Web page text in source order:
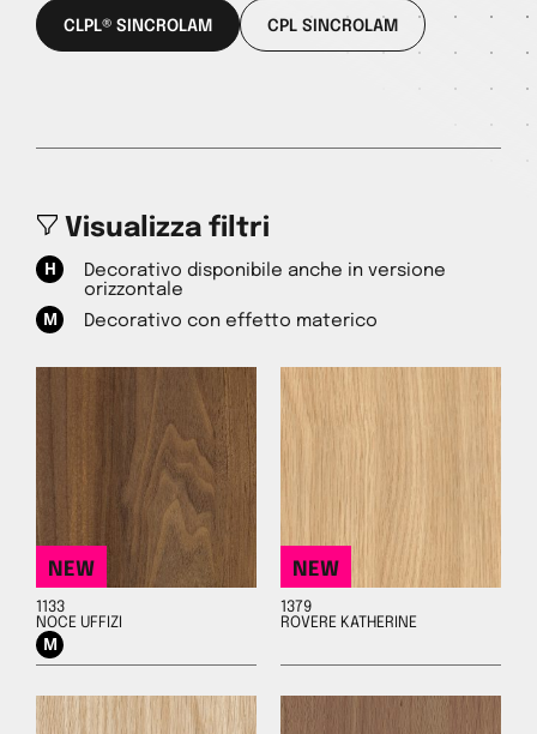
CLPL® SINCROLAM CPL SINCROLAM
Visualizza filtri
Decorativo disponibile anche in versione
orizzontale
Decorativo con effetto materico
NEW
1133
NOCE UFFIZI
NEW
1379
ROVERE KATHERINE